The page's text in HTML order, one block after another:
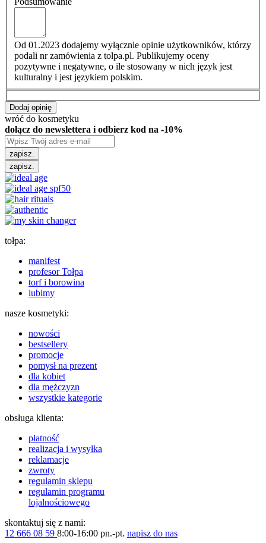
Od 01.2023 dodajemy wyłącznie opinie użytkowników, którzy
podali nr zamówienia z tolpa.pl. Publikujemy oceny
pozytywne i negatywne, o ile stosowany w nich język jest
kulturalny i jest językiem polskim.
Dodaj opinię
wróć do kosmetyku
dołącz do newslettera i odbierz kod na -10%
zapisz.
zapisz.
tołpa:
manifest
profesor Tołpa
torf i borowina
lubimy
nasze kosmetyki:
nowości
bestsellery
promocje
pomysł na prezent
dla kobiet
dla mężczyzn
wszystkie kategorie
obsługa klienta:
płatność
realizacja i wysyłka
reklamacje
zwroty
regulamin sklepu
regulamin programu
lojalnościowego
skontaktuj się z nami:
12 666 08 59 8:00-16:00 pn.-pt. napisz do nas